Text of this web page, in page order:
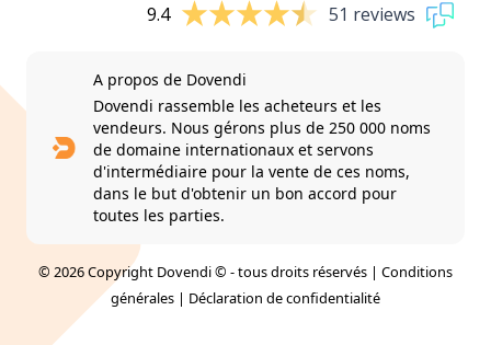
9.4 51 reviews
A propos de Dovendi
Dovendi rassemble les acheteurs et les
vendeurs. Nous gérons plus de 250 000 noms
de domaine internationaux et servons
d'intermédiaire pour la vente de ces noms,
dans le but d'obtenir un bon accord pour
toutes les parties.
© 2026 Copyright Dovendi © - tous droits réservés | Conditions
générales | Déclaration de confidentialité